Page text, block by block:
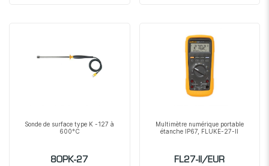
Sonde de surface type K -127 à
600°C
80PK-27
Multimètre numérique portable
étanche IP67, FLUKE-27-II
FL27-II/EUR